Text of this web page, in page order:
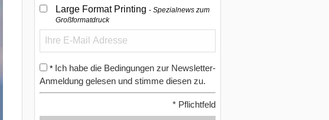
Large Format Printing Spezialnews zum
Großformatdruck
* Ich habe die Bedingungen zur Newsletter-
Anmeldung gelesen und stimme diesen zu.
* Pflichtfeld